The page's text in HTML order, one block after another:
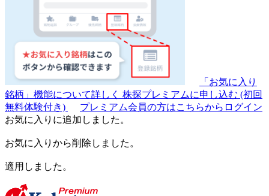
「お気に入り
銘柄」機能について詳しく 株探プレミアムに申し込む (初回
無料体験付き)
プレミアム会員の方はこちらからログイン
お気に入りに追加しました。
お気に入りから削除しました。
適用しました。